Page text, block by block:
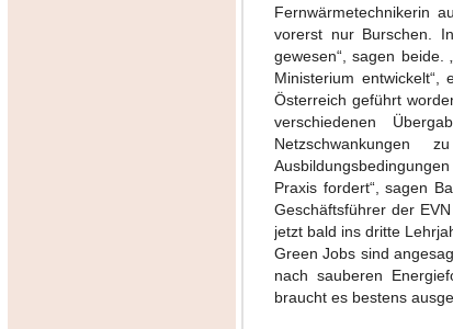
Fernwärmetechnikerin
vorerst nur Burschen.
gewesen“, sagen
Ministerium
Österreich geführt
verschiedenen
Praxis fordert“, sagen
Geschäftsführer der
jetzt bald ins dritte
Green Jobs sind
nach sauberen
braucht es bestens